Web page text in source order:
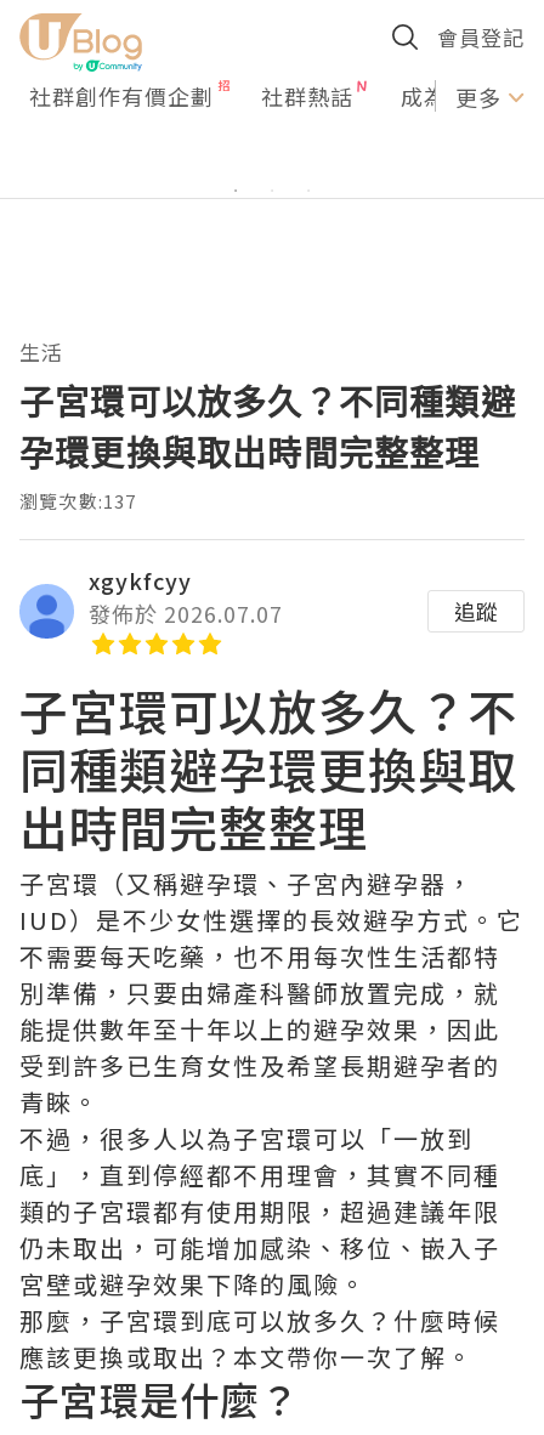
會員登記
社群創作有價企劃 社群熱話 成為U更多
生活
子宮環可以放多久？不同種類避
孕環更換與取出時間完整整理
瀏覽次數:137
xgykfcyy
發佈於 2026.07.07
追蹤
子宮環可以放多久？不
同種類避孕環更換與取
出時間完整整理
子宮環（又稱避孕環、子宮內避孕器，
IUD）是不少女性選擇的長效避孕方式。它
不需要每天吃藥，也不用每次性生活都特
別準備，只要由婦產科醫師放置完成，就
能提供數年至十年以上的避孕效果，因此
受到許多已生育女性及希望長期避孕者的
青睞。
不過，很多人以為子宮環可以「一放到
底」，直到停經都不用理會，其實不同種
類的子宮環都有使用期限，超過建議年限
仍未取出，可能增加感染、移位、嵌入子
宮壁或避孕效果下降的風險。
那麼，子宮環到底可以放多久？什麼時候
應該更換或取出？本文帶你一次了解。
子宮環是什麼？